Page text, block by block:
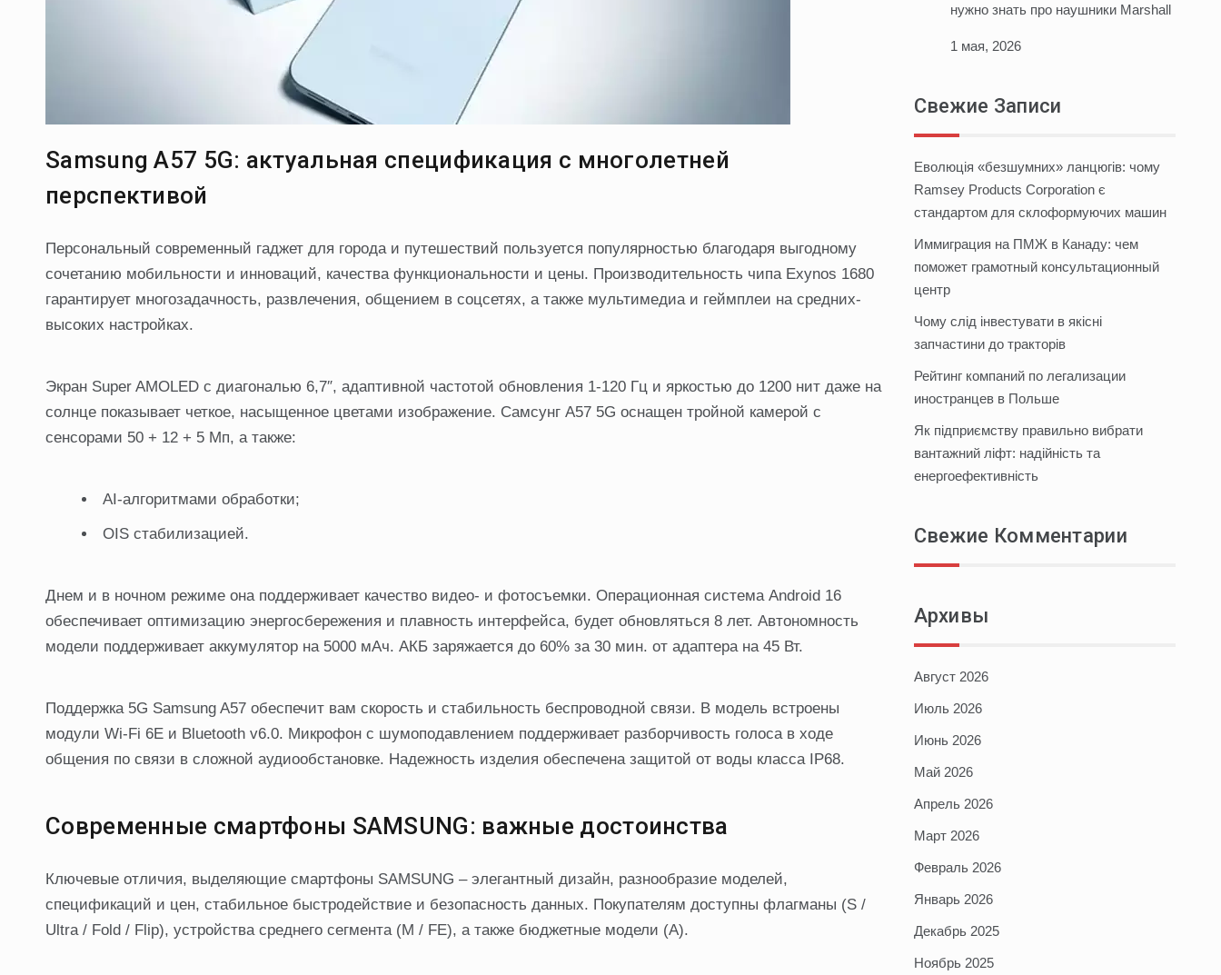
Samsung A57 5G: актуальная спецификация с многолетней
перспективой
Персональный современный гаджет для города и путешествий пользуется популярностью благодаря выгодному
сочетанию мобильности и инноваций, качества функциональности и цены. Производительность чипа Exynos 1680
гарантирует многозадачность, развлечения, общением в соцсетях, а также мультимедиа и геймплеи на средних-
высоких настройках.
Экран Super AMOLED с диагональю 6,7″, адаптивной частотой обновления 1-120 Гц и яркостью до 1200 нит даже на
солнце показывает четкое, насыщенное цветами изображение. Самсунг A57 5G оснащен тройной камерой с
сенсорами 50 + 12 + 5 Мп, а также:
AI-алгоритмами обработки;
OIS стабилизацией.
Днем и в ночном режиме она поддерживает качество видео- и фотосъемки. Операционная система Android 16
обеспечивает оптимизацию энергосбережения и плавность интерфейса, будет обновляться 8 лет. Автономность
модели поддерживает аккумулятор на 5000 мАч. АКБ заряжается до 60% за 30 мин. от адаптера на 45 Вт.
Поддержка 5G Samsung A57 обеспечит вам скорость и стабильность беспроводной связи. В модель встроены
модули Wi-Fi 6E и Bluetooth v6.0. Микрофон с шумоподавлением поддерживает разборчивость голоса в ходе
общения по связи в сложной аудиообстановке. Надежность изделия обеспечена защитой от воды класса IP68.
Современные смартфоны SAMSUNG: важные достоинства
Ключевые отличия, выделяющие смартфоны SAMSUNG – элегантный дизайн, разнообразие моделей,
спецификаций и цен, стабильное быстродействие и безопасность данных. Покупателям доступны флагманы (S /
Ultra / Fold / Flip), устройства среднего сегмента (M / FE), а также бюджетные модели (A).
нужно знать про наушники Marshall
1 мая, 2026
Свежие Записи
Еволюція «безшумних» ланцюгів: чому
Ramsey Products Corporation є
стандартом для склоформуючих машин
Иммиграция на ПМЖ в Канаду: чем
поможет грамотный консультационный
центр
Чому слід інвестувати в якісні
запчастини до тракторів
Рейтинг компаний по легализации
иностранцев в Польше
Як підприємству правильно вибрати
вантажний ліфт: надійність та
енергоефективність
Свежие Комментарии
Архивы
Август 2026
Июль 2026
Июнь 2026
Май 2026
Апрель 2026
Март 2026
Февраль 2026
Январь 2026
Декабрь 2025
Ноябрь 2025